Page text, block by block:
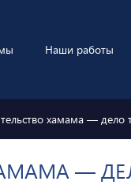
Наши работы
хамама — дело
—